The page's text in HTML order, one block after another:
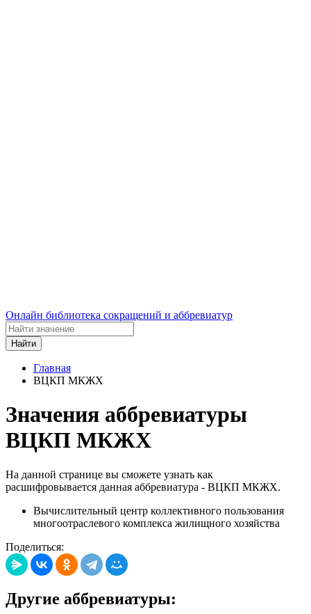
Онлайн библиотека сокращений и аббревиатур
Найти
Главная
ВЦКП МКЖХ
Значения аббревиатуры
ВЦКП МКЖХ
На данной странице вы сможете узнать как
расшифровывается данная аббревиатура - ВЦКП МКЖХ.
Вычислительный центр коллективного пользования
многоотраслевого комплекса жилищного хозяйства
Поделиться:
Другие аббревиатуры: